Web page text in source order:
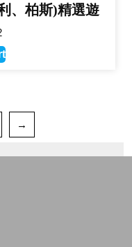
、柏斯)精選遊
→